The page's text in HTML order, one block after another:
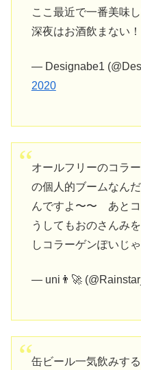
ここ最近で一番美味
深夜はお酒飲まない！
— Designabe1
2020
オールフリーのコラ
の個人的ブームなん
んですよ〜〜 あと
うしてもおのさんみ
しコラーゲンぽいじ
— uni👨‍🚀
缶ビール一気飲みす